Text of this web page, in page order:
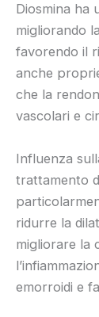
Diosmina ha
migliorando
favorendo il
anche
che la
vascolari e
Influenza
trattamento
ridurre la
migliorare la
emorroidi e